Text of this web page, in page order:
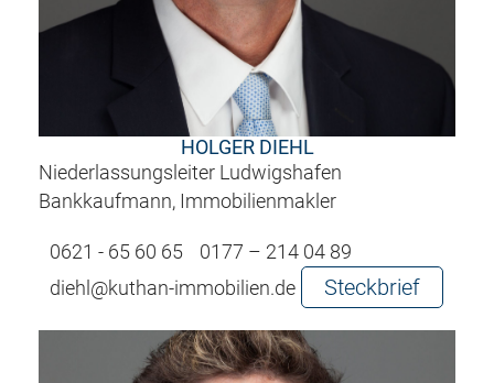
HOLGER DIEHL
Niederlassungsleiter Ludwigshafen
Bankkaufmann, Immobilienmakler
0621 - 65 60 65
0177 – 214 04 89
diehl@kuthan-immobilien.de
Steckbrief